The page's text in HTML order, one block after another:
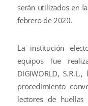
serán utilizados en
febrero de 2020.
La institución
equipos fue
DIGIWORLD,
procedimiento
lectores de huellas